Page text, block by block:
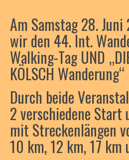
Am Samstag 28.
wir den 44. Int.
Walking-Tag UND
KÖLSCH
Durch beide
2 verschiedene Start
mit Streckenlängen
10 km, 12 km, 17 km